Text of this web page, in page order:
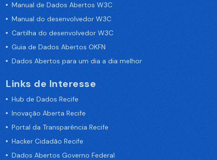
Manual de Dados Abertos W3C
Manual do desenvolvedor W3C
Cartilha do desenvolvedor W3C
Guia de Dados Abertos OKFN
Dados Abertos para um dia a dia melhor
Links de Interesse
Hub de Dados Recife
Inovação Aberta Recife
Portal da Transparência Recife
Hacker Cidadão Recife
Dados Abertos Governo Federal